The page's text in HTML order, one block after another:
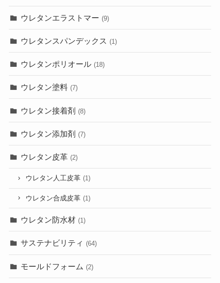
ウレタンエラストマー (9)
ウレタンスパンデックス (1)
ウレタンポリオール (18)
ウレタン塗料 (7)
ウレタン接着剤 (8)
ウレタン添加剤 (7)
ウレタン皮革 (2)
ウレタン人工皮革 (1)
ウレタン合成皮革 (1)
ウレタン防水材 (1)
サステナビリティ (64)
モールドフォーム (2)